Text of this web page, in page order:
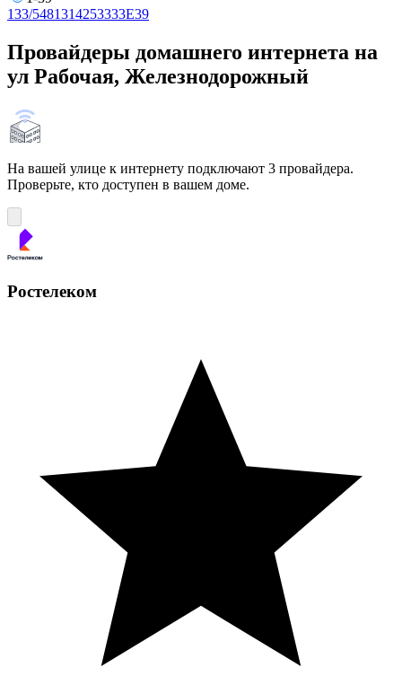
133/5481314253333Е39
Провайдеры домашнего интернета на
ул Рабочая, Железнодорожный
На вашей улице к интернету подключают 3 провайдера.
Проверьте, кто доступен в вашем доме.
Ростелеком